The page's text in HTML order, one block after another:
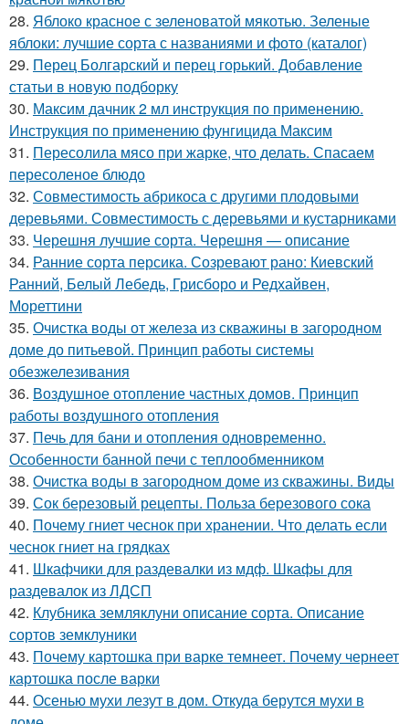
28. Яблоко красное с зеленоватой мякотью. Зеленые
яблоки: лучшие сорта с названиями и фото (каталог)
29. Перец Болгарский и перец горький. Добавление
статьи в новую подборку
30. Максим дачник 2 мл инструкция по применению.
Инструкция по применению фунгицида Максим
31. Пересолила мясо при жарке, что делать. Спасаем
пересоленое блюдо
32. Совместимость абрикоса с другими плодовыми
деревьями. Совместимость с деревьями и кустарниками
33. Черешня лучшие сорта. Черешня — описание
34. Ранние сорта персика. Созревают рано: Киевский
Ранний, Белый Лебедь, Грисборо и Редхайвен,
Мореттини
35. Очистка воды от железа из скважины в загородном
доме до питьевой. Принцип работы системы
обезжелезивания
36. Воздушное отопление частных домов. Принцип
работы воздушного отопления
37. Печь для бани и отопления одновременно.
Особенности банной печи с теплообменником
38. Очистка воды в загородном доме из скважины. Виды
39. Сок березовый рецепты. Польза березового сока
40. Почему гниет чеснок при хранении. Что делать если
чеснок гниет на грядках
41. Шкафчики для раздевалки из мдф. Шкафы для
раздевалок из ЛДСП
42. Клубника земляклуни описание сорта. Описание
сортов земклуники
43. Почему картошка при варке темнеет. Почему чернеет
картошка после варки
44. Осенью мухи лезут в дом. Откуда берутся мухи в